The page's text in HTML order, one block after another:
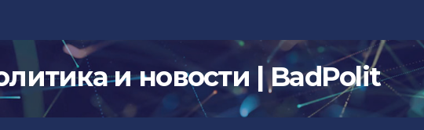
и новости | BadPolit